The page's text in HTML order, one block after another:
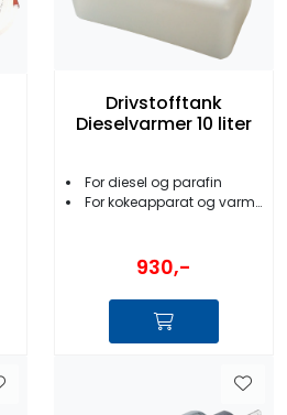
Drivstofftank
Dieselvarmer 10 liter
For diesel og parafin
For kokeapparat og varmere
930,-